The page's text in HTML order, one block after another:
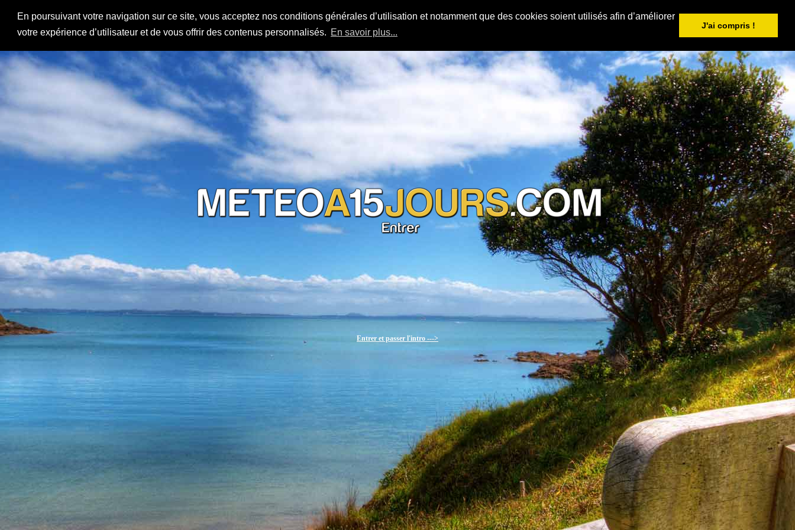
En poursuivant votre navigation sur ce site, vous acceptez nos conditions générales d’utilisation et notamment que des cookies soient utilisés afin d’améliorer
votre expérience d’utilisateur et de vous offrir des contenus personnalisés. En savoir plus...
J'ai compris !
Entrer et passer l'intro --->